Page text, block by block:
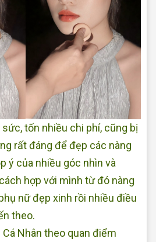
tốn nhiều chi phí, cũng bị
rất đáng để đẹp các nàng
ý của nhiều góc nhìn và
hợp với mình từ đó nàng
nữ đẹp xinh rồi nhiều điều
theo.
Nhân theo quan điểm